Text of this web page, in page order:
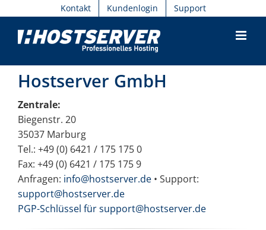
content
Kontakt Kundenlogin Support
Hostserver GmbH
Zentrale:
Biegenstr. 20
35037 Marburg
Tel.: +49 (0) 6421 / 175 175 0
Fax: +49 (0) 6421 / 175 175 9
Anfragen: info@hostserver.de• Support:
support@hostserver.de
PGP-Schlüssel für support@hostserver.de